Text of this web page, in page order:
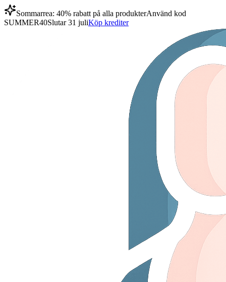
Sommarrea: 40% rabatt på alla produkterAnvänd kod
SUMMER40Slutar 31 juliKöp krediter